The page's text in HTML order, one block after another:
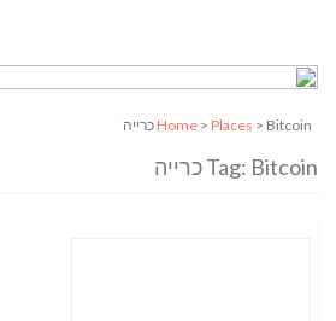
Home > Places > Bitcoin כרייה
Tag: Bitcoin כרייה